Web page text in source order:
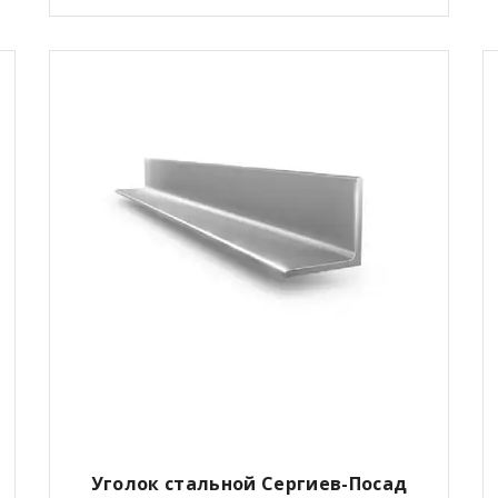
Уголок стальной Сергиев-Посад